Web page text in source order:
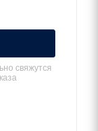
свяжутся